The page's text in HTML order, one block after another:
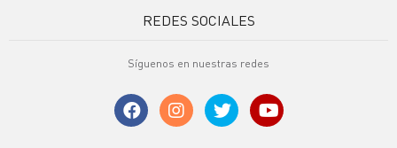
REDES SOCIALES
Síguenos en nuestras redes